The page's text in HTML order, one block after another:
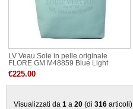
LV Veau Soie in pelle originale
FLORE GM M48859 Blue Light
€225.00
Visualizzati da 1 a 20 (di 316 articoli)